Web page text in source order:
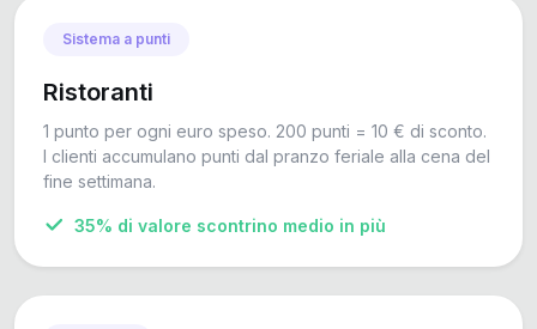
Sistema a punti
Ristoranti
1 punto per ogni euro speso. 200 punti = 10 € di sconto.
I clienti accumulano punti dal pranzo feriale alla cena del
fine settimana.
35% di valore scontrino medio in più